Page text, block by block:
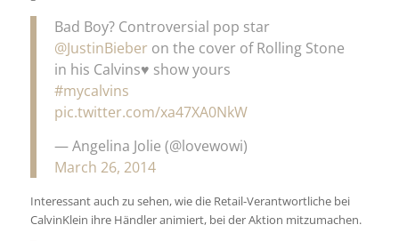
Bad Boy? Controversial pop star
@JustinBieberon the cover of Rolling Stone
in his Calvins♥ show yours
#mycalvins
pic.twitter.com/xa47XA0NkW
— Angelina Jolie (@lovewowi)
March 26, 2014
Interessant auch zu sehen, wie die Retail-Verantwortliche bei
CalvinKlein ihre Händler animiert, bei der Aktion mitzumachen.